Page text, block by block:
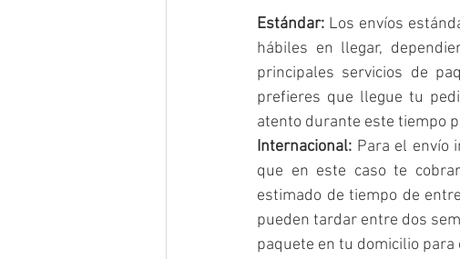
Estándar: Los envíos
hábiles en llegar,
principales servicios de
prefieres que llegue tu
atento durante este tiempo
Internacional: Para el envío
que en este caso te
estimado de tiempo de
pueden tardar entre dos
paquete en tu domicilio